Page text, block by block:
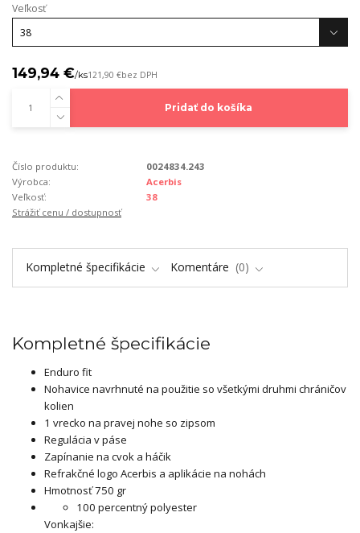
Veľkosť
149,94 €/ks121,90 €bez DPH
Pridať do košíka
Číslo produktu:
0024834.243
Výrobca:
Acerbis
Veľkosť:
38
Strážiť cenu / dostupnosť
Kompletné špecifikácie Komentáre 0
Kompletné špecifikácie
Enduro fit
Nohavice navrhnuté na použitie so všetkými druhmi chráničov
kolien
1 vrecko na pravej nohe so zipsom
Regulácia v páse
Zapínanie na cvok a háčik
Refrakčné logo Acerbis a aplikácie na nohách
Hmotnosť 750 gr
100 percentný polyester
Vonkajšie: